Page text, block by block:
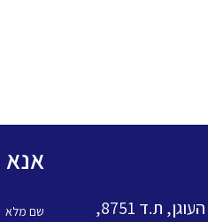
משרדי מטה: המלאכה 5, בניין העוגן, ת.ד 8751,
אנא
שם מלא